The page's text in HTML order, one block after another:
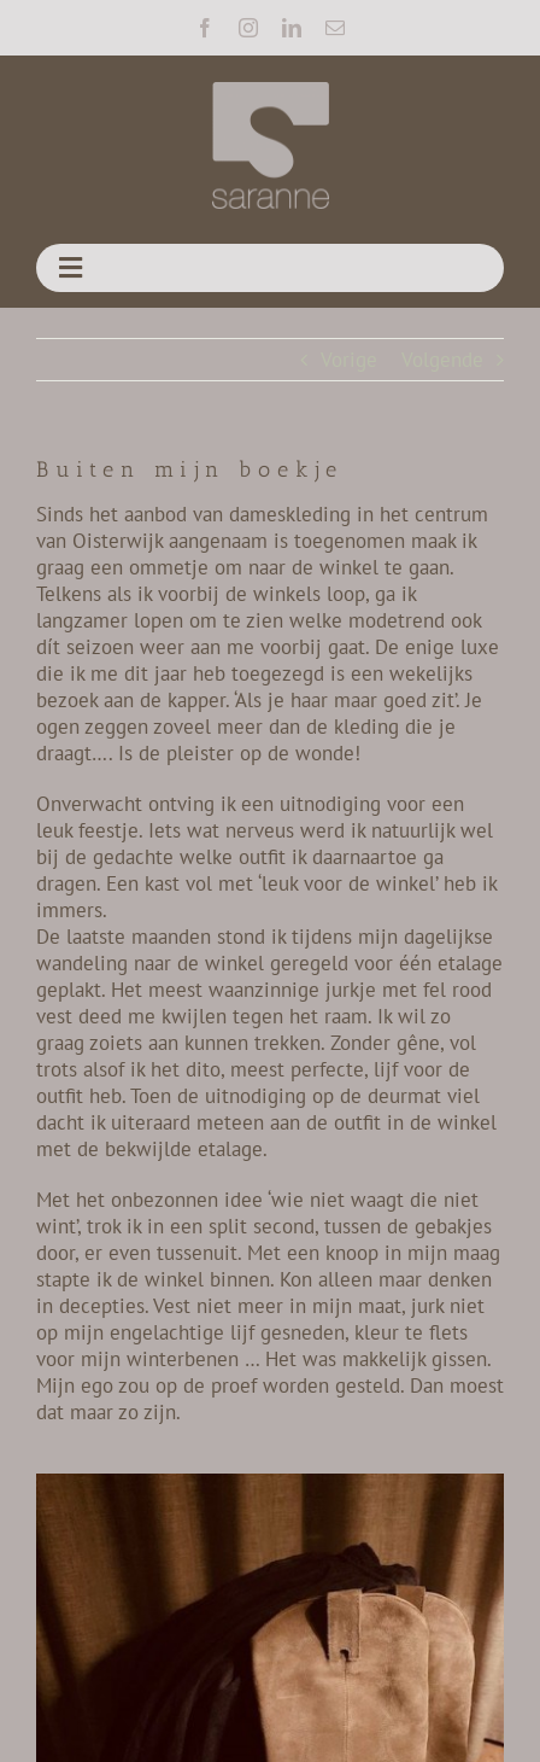
Toggle
Navigation
MENU
OVER SARANNE
RESERVEREN
ADVIES
Zoeken
naar:
Buiten mijn boekje
Sinds het aanbod van dameskleding in het centrum
van Oisterwijk aangenaam is toegenomen maak ik
graag een ommetje om naar de winkel te gaan.
Telkens als ik voorbij de winkels loop, ga ik
langzamer lopen om te zien welke modetrend ook
dít seizoen weer aan me voorbij gaat. De enige luxe
die ik me dit jaar heb toegezegd is een wekelijks
bezoek aan de kapper. ‘Als je haar maar goed zit’. Je
ogen zeggen zoveel meer dan de kleding die je
draagt…. Is de pleister op de wonde!
Onverwacht ontving ik een uitnodiging voor een
leuk feestje. Iets wat nerveus werd ik natuurlijk wel
bij de gedachte welke outfit ik daarnaartoe ga
dragen. Een kast vol met ‘leuk voor de winkel’ heb ik
immers.
De laatste maanden stond ik tijdens mijn dagelijkse
wandeling naar de winkel geregeld voor één etalage
geplakt. Het meest waanzinnige jurkje met fel rood
vest deed me kwijlen tegen het raam. Ik wil zo
graag zoiets aan kunnen trekken. Zonder gêne, vol
trots alsof ik het dito, meest perfecte, lijf voor de
outfit heb. Toen de uitnodiging op de deurmat viel
dacht ik uiteraard meteen aan de outfit in de winkel
met de bekwijlde etalage.
Met het onbezonnen idee ‘wie niet waagt die niet
wint’, trok ik in een split second, tussen de gebakjes
door, er even tussenuit. Met een knoop in mijn maag
stapte ik de winkel binnen. Kon alleen maar denken
in decepties. Vest niet meer in mijn maat, jurk niet
op mijn engelachtige lijf gesneden, kleur te flets
voor mijn winterbenen … Het was makkelijk gissen.
Mijn ego zou op de proef worden gesteld. Dan moest
dat maar zo zijn.